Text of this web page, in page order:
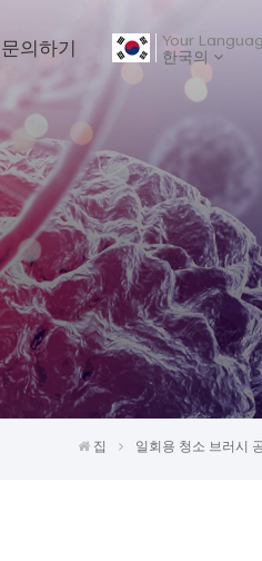
문의하기 Your
한국의
집 일회용 청소 브러시